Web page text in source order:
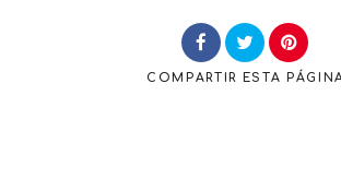
COMPARTIR ESTA